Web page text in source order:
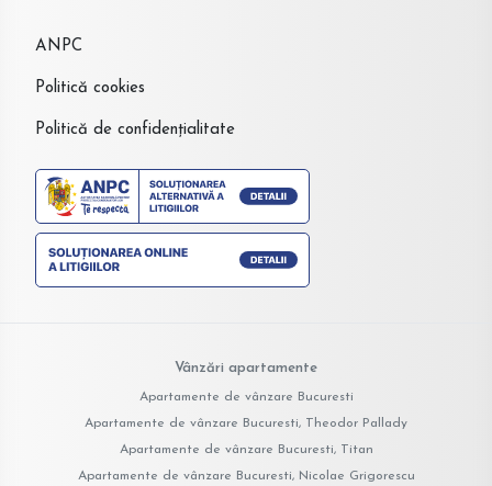
ANPC
Politică cookies
Politică de confidențialitate
Vânzări apartamente
Apartamente de vânzare Bucuresti
Apartamente de vânzare Bucuresti, Theodor Pallady
Apartamente de vânzare Bucuresti, Titan
Apartamente de vânzare Bucuresti, Nicolae Grigorescu